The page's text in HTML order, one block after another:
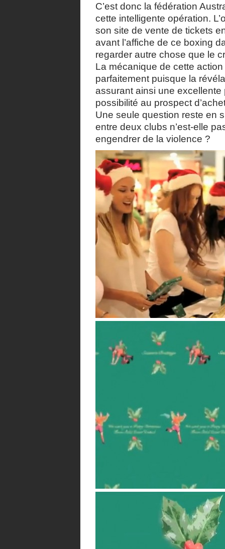
C’est donc la fédération
cette intelligente opération.
son site de vente de tickets
avant l’affiche de ce boxing
regarder autre chose que le
La mécanique de cette
parfaitement puisque la
assurant ainsi une excellente
possibilité au prospect
Une seule question reste en
entre deux clubs n’est-elle
engendrer de la violence ?